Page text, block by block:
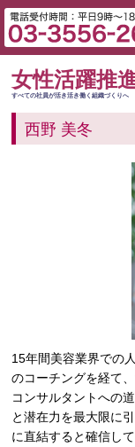
女性活躍推
すべての社員が活き活き働く組織づくりへ
西野 美冬
15年間美容業界での
のコーチングを経て
コンサルタントへの
と潜在力を最大限に
に直結すると確信し